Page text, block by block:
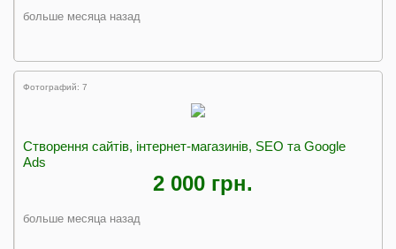
больше месяца назад
Фотографий: 7
Створення сайтів, інтернет-магазинів, SEO та Google
Ads
2 000 грн.
больше месяца назад